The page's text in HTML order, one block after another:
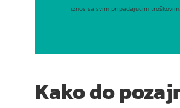
iznos sa svim pripadajućim
Kako do